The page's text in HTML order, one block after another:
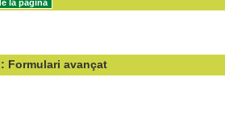
: Formulari avançat